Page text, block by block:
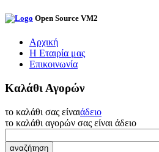
Open Source VM2
Αρχική
Η Εταιρία μας
Επικοινωνία
Καλάθι Αγορών
το καλάθι σας είναιάδειο
το καλάθι αγορών σας είναι άδειο